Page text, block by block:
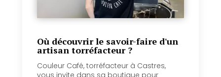
Où découvrir le savoir-faire d'un
artisan torréfacteur ?
Couleur Café, torréfacteur à Castres,